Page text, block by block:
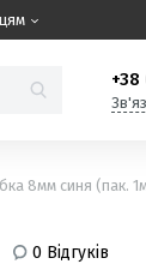
+38
8мм синя (пак.
0 Відгуків